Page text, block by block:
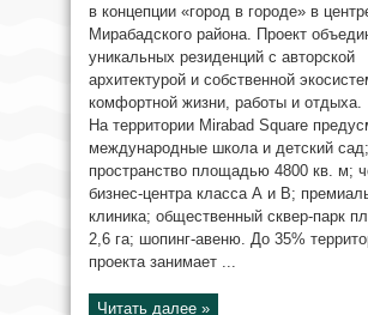
в концепции «город в городе» в
Мирабадского района. Проект
уникальных резиденций с авторской
архитектурой и собственной
комфортной жизни, работы и отдыха.
На территории Mirabad Square
международные школа и детский
пространство площадью 4800 кв. м;
бизнес-центра класса А и В;
клиника; общественный сквер-парк
2,6 га; шопинг-авеню. До 35%
проекта занимает ...
Читать далее »